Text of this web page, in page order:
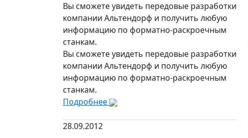
Вы сможете увидеть передовые разработки
компании Альтендорф и получить любую
информацию по форматно-раскроечным
станкам.
Вы сможете увидеть передовые разработки
компании Альтендорф и получить любую
информацию по форматно-раскроечным
станкам.
Подробнее
28.09.2012